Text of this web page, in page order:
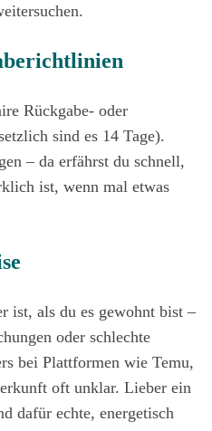
Rückgabe- oder
sind es 14 Tage).
– da erfährst du schnell,
ist, wenn mal etwas
ist, als du es gewohnt bist –
oder schlechte
bei Plattformen wie Temu,
oft unklar. Lieber ein
dafür echte, energetisch